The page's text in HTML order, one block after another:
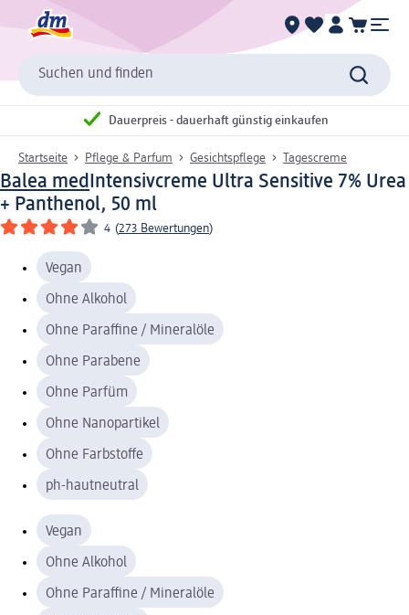
Suchen und finden
Dauerpreis - dauerhaft günstig einkaufen
Startseite Pflege & Parfum Gesichtspflege Tagescreme
Balea med Intensivcreme Ultra Sensitive 7% Urea
+ Panthenol, 50 ml
4 (273 Bewertungen)
Vegan
Ohne Alkohol
Ohne Paraffine / Mineralöle
Ohne Parabene
Ohne Parfüm
Ohne Nanopartikel
Ohne Farbstoffe
ph-hautneutral
Vegan
Ohne Alkohol
Ohne Paraffine / Mineralöle